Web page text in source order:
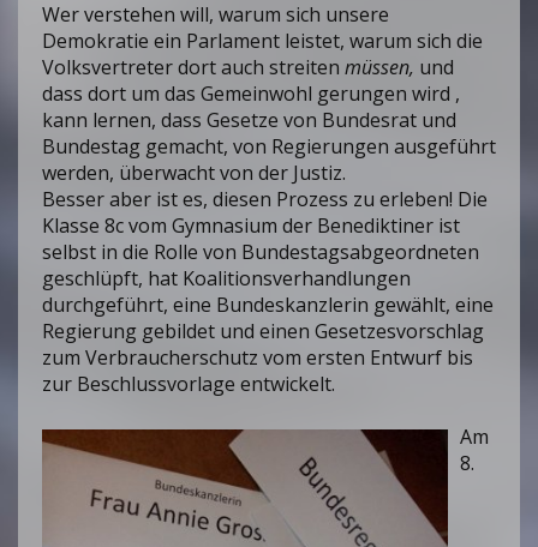
Wer verstehen will, warum sich unsere
Demokratie ein Parlament leistet, warum sich die
Volksvertreter dort auch streiten müssen, und
dass dort um das Gemeinwohl gerungen wird ,
kann lernen, dass Gesetze von Bundesrat und
Bundestag gemacht, von Regierungen ausgeführt
werden, überwacht von der Justiz.
Besser aber ist es, diesen Prozess zu erleben! Die
Klasse 8c vom Gymnasium der Benediktiner ist
selbst in die Rolle von Bundestagsabgeordneten
geschlüpft, hat Koalitionsverhandlungen
durchgeführt, eine Bundeskanzlerin gewählt, eine
Regierung gebildet und einen Gesetzesvorschlag
zum Verbraucherschutz vom ersten Entwurf bis
zur Beschlussvorlage entwickelt.
Am
8.